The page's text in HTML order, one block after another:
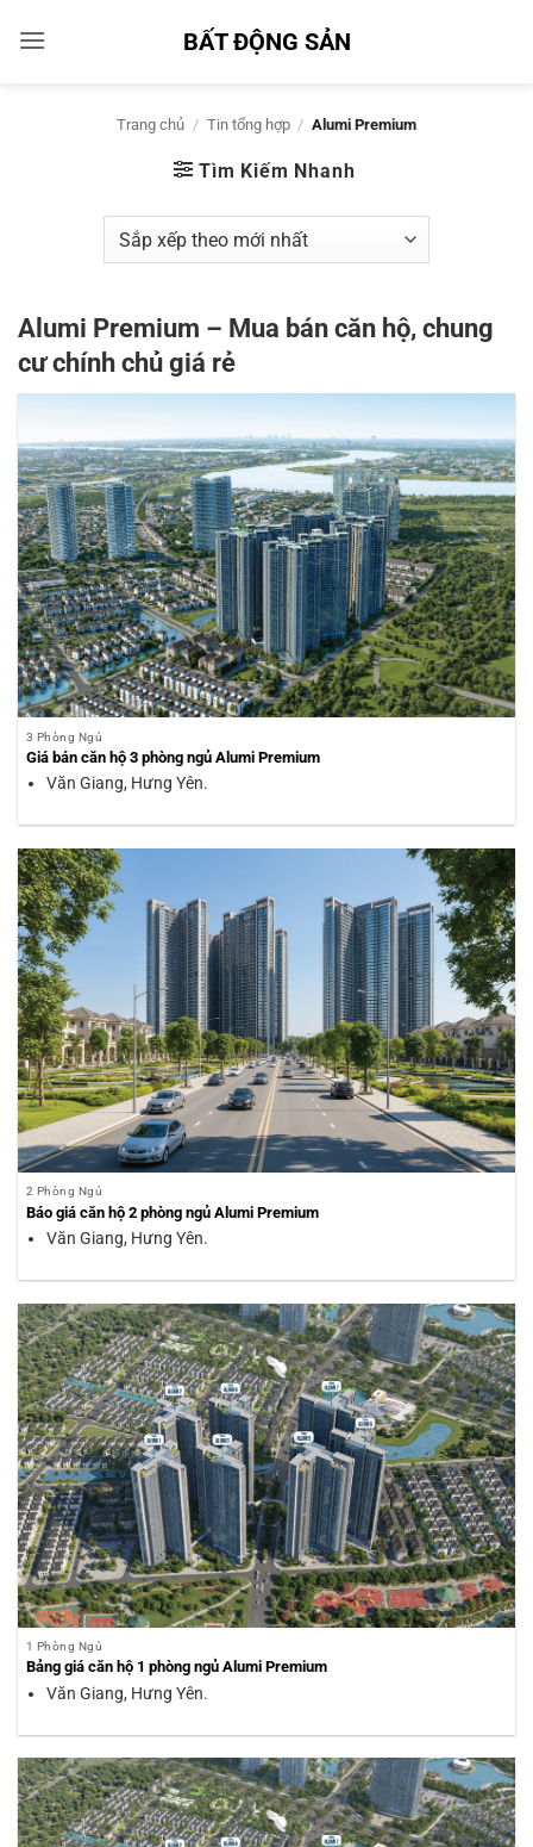
qua
BẤT ĐỘNG SẢN
Trang chủ / Tin tổng hợp / Alumi Premium
Tìm Kiếm Nhanh
Alumi Premium – Mua bán căn hộ, chung
cư chính chủ giá rẻ
3 Phòng Ngủ
Giá bán căn hộ 3 phòng ngủ Alumi Premium
Văn Giang, Hưng Yên.
2 Phòng Ngủ
Báo giá căn hộ 2 phòng ngủ Alumi Premium
Văn Giang, Hưng Yên.
1 Phòng Ngủ
Bảng giá căn hộ 1 phòng ngủ Alumi Premium
Văn Giang, Hưng Yên.